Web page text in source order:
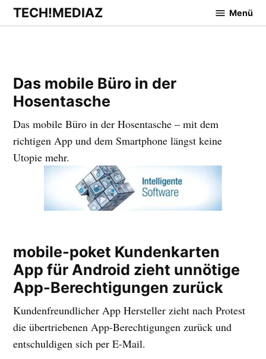
Zum
Inhalt
TECH!MEDIAZ Menü
Das mobile Büro in der
Hosentasche
Das mobile Büro in der Hosentasche – mit dem
richtigen App und dem Smartphone längst keine
Utopie mehr.
mobile-poket Kundenkarten
App für Android zieht unnötige
App-Berechtigungen zurück
Kundenfreundlicher App Hersteller zieht nach Protest
die übertriebenen App-Berechtigungen zurück und
entschuldigen sich per E-Mail.